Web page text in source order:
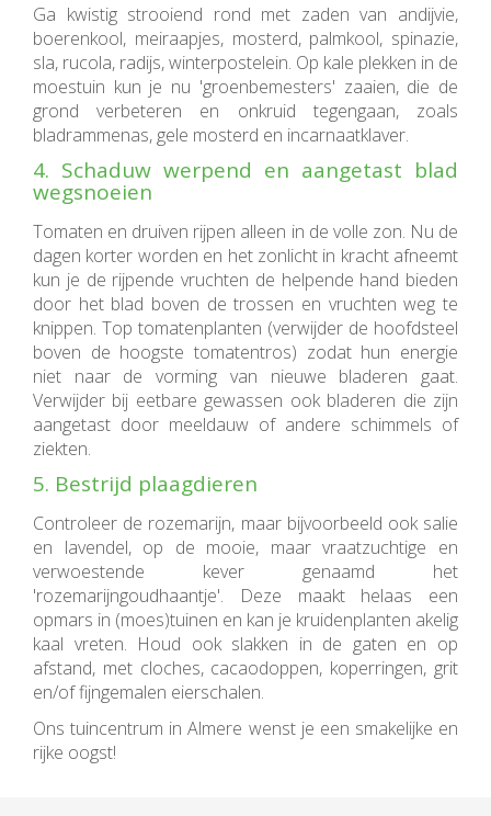
Ga kwistig strooiend rond met zaden van andijvie,
boerenkool, meiraapjes, mosterd, palmkool, spinazie,
sla, rucola, radijs, winterpostelein. Op kale plekken in de
moestuin kun je nu 'groenbemesters' zaaien, die de
grond verbeteren en onkruid tegengaan, zoals
bladrammenas, gele mosterd en incarnaatklaver.
4. Schaduw werpend en aangetast blad
wegsnoeien
Tomaten en druiven rijpen alleen in de volle zon. Nu de
dagen korter worden en het zonlicht in kracht afneemt
kun je de rijpende vruchten de helpende hand bieden
door het blad boven de trossen en vruchten weg te
knippen. Top tomatenplanten (verwijder de hoofdsteel
boven de hoogste tomatentros) zodat hun energie
niet naar de vorming van nieuwe bladeren gaat.
Verwijder bij eetbare gewassen ook bladeren die zijn
aangetast door meeldauw of andere schimmels of
ziekten.
5. Bestrijd plaagdieren
Controleer de rozemarijn, maar bijvoorbeeld ook salie
en lavendel, op de mooie, maar vraatzuchtige en
verwoestende kever genaamd het
'rozemarijngoudhaantje'. Deze maakt helaas een
opmars in (moes)tuinen en kan je kruidenplanten akelig
kaal vreten. Houd ook slakken in de gaten en op
afstand, met cloches, cacaodoppen, koperringen, grit
en/of fijngemalen eierschalen.
Ons tuincentrum in Almere wenst je een smakelijke en
rijke oogst!